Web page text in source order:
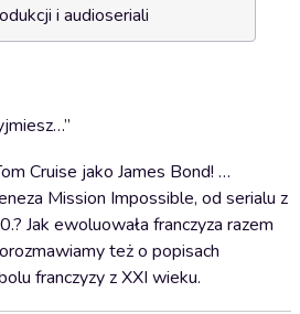
i audioseriali
Cruise jako James Bond! …
Mission Impossible, od serialu z
Jak ewoluowała franczyza razem
też o popisach
franczyzy z XXI wieku.